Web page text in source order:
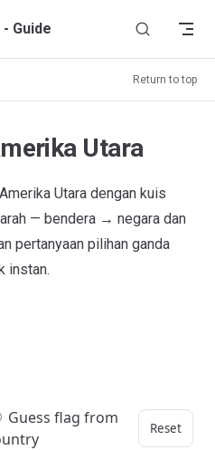
Guide
Return to top
Utara
Utara dengan kuis
— bendera → negara dan
pertanyaan pilihan ganda
instan.
Guess flag from
Reset